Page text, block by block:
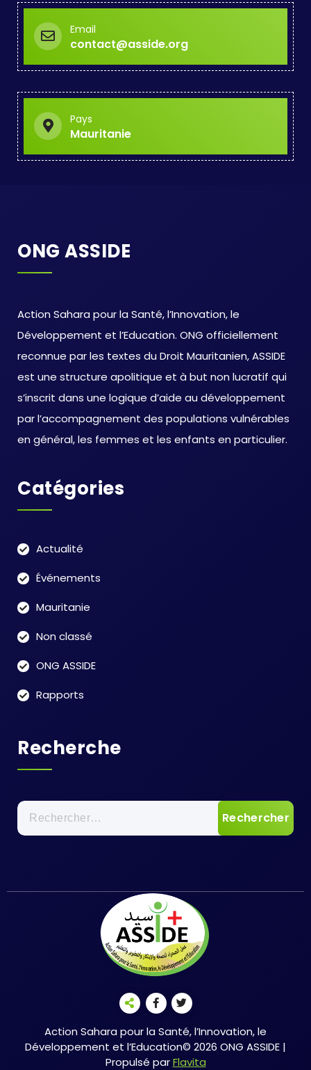
Email
contact@asside.org
Pays
Mauritanie
ONG ASSIDE
Action Sahara pour la Santé, l’Innovation, le
Développement et l’Education. ONG officiellement
reconnue par les textes du Droit Mauritanien, ASSIDE
est une structure apolitique et à but non lucratif qui
s’inscrit dans une logique d’aide au développement
par l’accompagnement des populations vulnérables
en général, les femmes et les enfants en particulier.
Catégories
Actualité
Événements
Mauritanie
Non classé
ONG ASSIDE
Rapports
Recherche
Rechercher :
Action Sahara pour la Santé, l’Innovation, le
Développement et l’Education© 2026 ONG ASSIDE |
Propulsé parFlavita